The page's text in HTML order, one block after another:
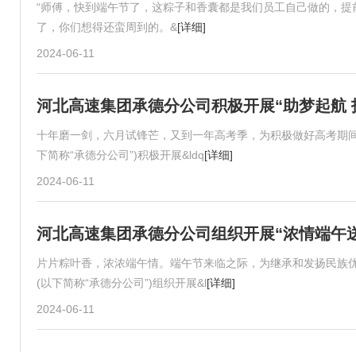
“师傅，快到端午节了，这粽子和香囊都是我们员工自己做的，
了，你们想得还蛮周到的。&[详细]
2024-06-11
河北高速集团承德分公司积极开展“助梦起航
十年磨一剑，六月试锋芒，又到一年高考季，为积极做好高考
下简称“承德分公司”)积极开展&ldq[详细]
2024-06-11
河北高速集团承德分公司组织开展“浓情端午
片片粽叶香，浓浓端午情。端午节来临之际，为继承和发扬民
(以下简称“承德分公司”)组织开展&l[详细]
2024-06-11